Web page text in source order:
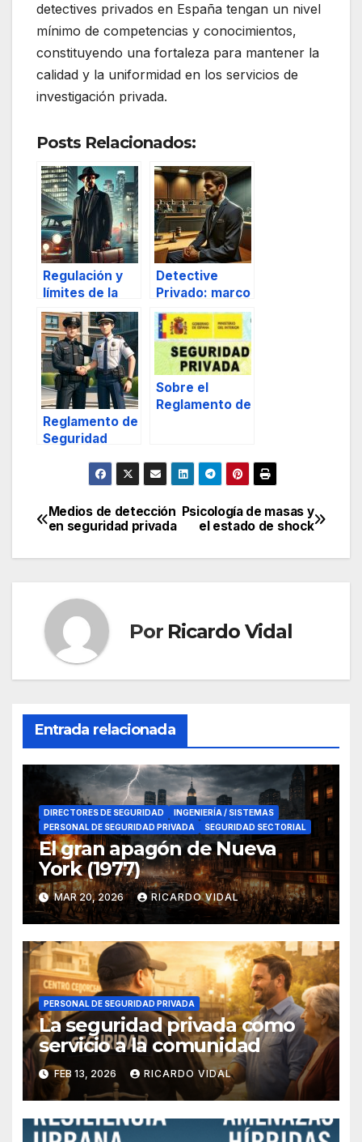
detectives privados en España tengan un nivel
mínimo de competencias y conocimientos,
constituyendo una fortaleza para mantener la
calidad y la uniformidad en los servicios de
investigación privada.
Posts Relacionados:
Regulación y
límites de la
Investigación
Privada en la
Ley 5/2014, de
Seguridad
Privada, parte
II
Detective
Privado: marco
legal, ética
profesional y
aplicación
judicial
Reglamento de
Seguridad
Sobre el
Reglamento de
Navegación
de
Psicología de masas y
el estado de shock
Medios de detección
en seguridad privada
Por Ricardo Vidal
Entrada relacionada
DIRECTORES DE SEGURIDAD
INGENIERÍA / SISTEMAS
PERSONAL DE SEGURIDAD PRIVADA
SEGURIDAD SECTORIAL
El gran apagón de Nueva
York (1977)
MAR 20, 2026 RICARDO VIDAL
PERSONAL DE SEGURIDAD PRIVADA
La seguridad privada como
servicio a la comunidad
FEB 13, 2026 RICARDO VIDAL